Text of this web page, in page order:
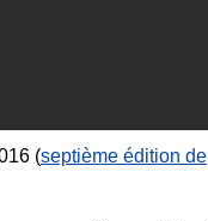
(septième édition de